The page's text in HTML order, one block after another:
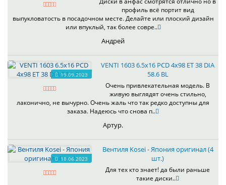
профиль всё портит вид
выпукловатость в посадочном месте. Делайте или плоский дизайн
или впуклый, так более совре..
Андрей
19.09.2023
VENTI 1603 6.5x16 PCD 4x98 ET 38 DIA
58.6 BL
Очень привлекательная модель. В
живую выглядят очень стильно,
лаконично, не вычурно. Очень жаль что так редко доступны для
заказа. Надеюсь что снова п..
Артур.
18.06.2023
Вентиля Kosei - Япония оригинал (4
шт.)
Для тех кто знает! да были раньше
такие диски..